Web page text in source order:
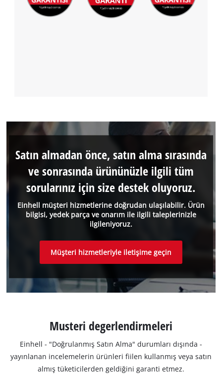
Einhell müşteri hizmetlerine doğrudan ulaşılabilir. Ürün
bilgisi, yedek parça ve onarım ile ilgili taleplerinizle
ilgileniyoruz.
Satın almadan önce, satın alma sırasında
ve sonrasında ürününüzle ilgili tüm
sorularınız için size destek oluyoruz.
Müşteri hizmetleriyle iletişime geçin
Musteri degerlendirmeleri
Einhell - "Doğrulanmış Satın Alma" durumları dışında -
yayınlanan incelemelerin ürünleri fiilen kullanmış veya satın
almış tüketicilerden geldiğini garanti etmez.